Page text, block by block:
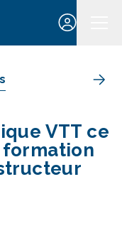
VTT ce
formation